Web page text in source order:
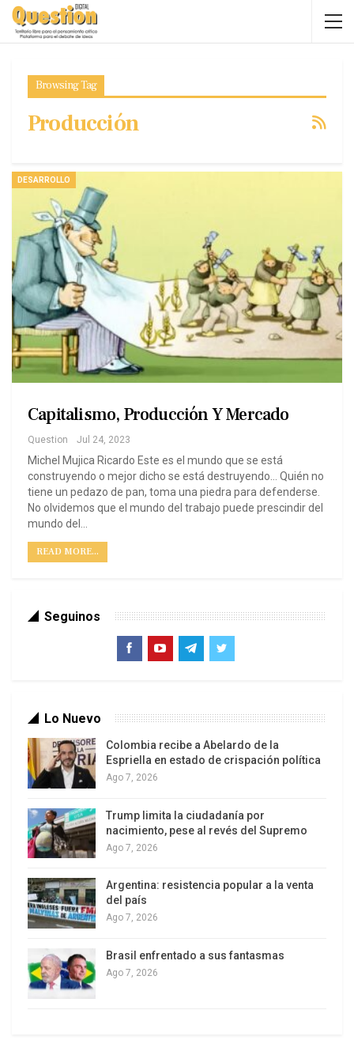
Browsing Tag
Producción
DESARROLLO
Capitalismo, Producción Y Mercado
Question Jul 24, 2023
Michel Mujica Ricardo Este es el mundo que se está
construyendo o mejor dicho se está destruyendo… Quién no
tiene un pedazo de pan, toma una piedra para defenderse.
No olvidemos que el mundo del trabajo puede prescindir del
mundo del…
READ MORE...
Seguinos
Lo Nuevo
Colombia recibe a Abelardo de la
Espriella en estado de crispación política
Ago 7, 2026
Trump limita la ciudadanía por
nacimiento, pese al revés del Supremo
Ago 7, 2026
Argentina: resistencia popular a la venta
del país
Ago 7, 2026
Brasil enfrentado a sus fantasmas
Ago 7, 2026